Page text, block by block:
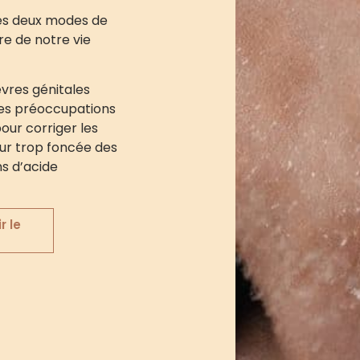
deux modes de
de notre vie
génitales
préoccupations
corriger les
trop foncée des
d’acide
le